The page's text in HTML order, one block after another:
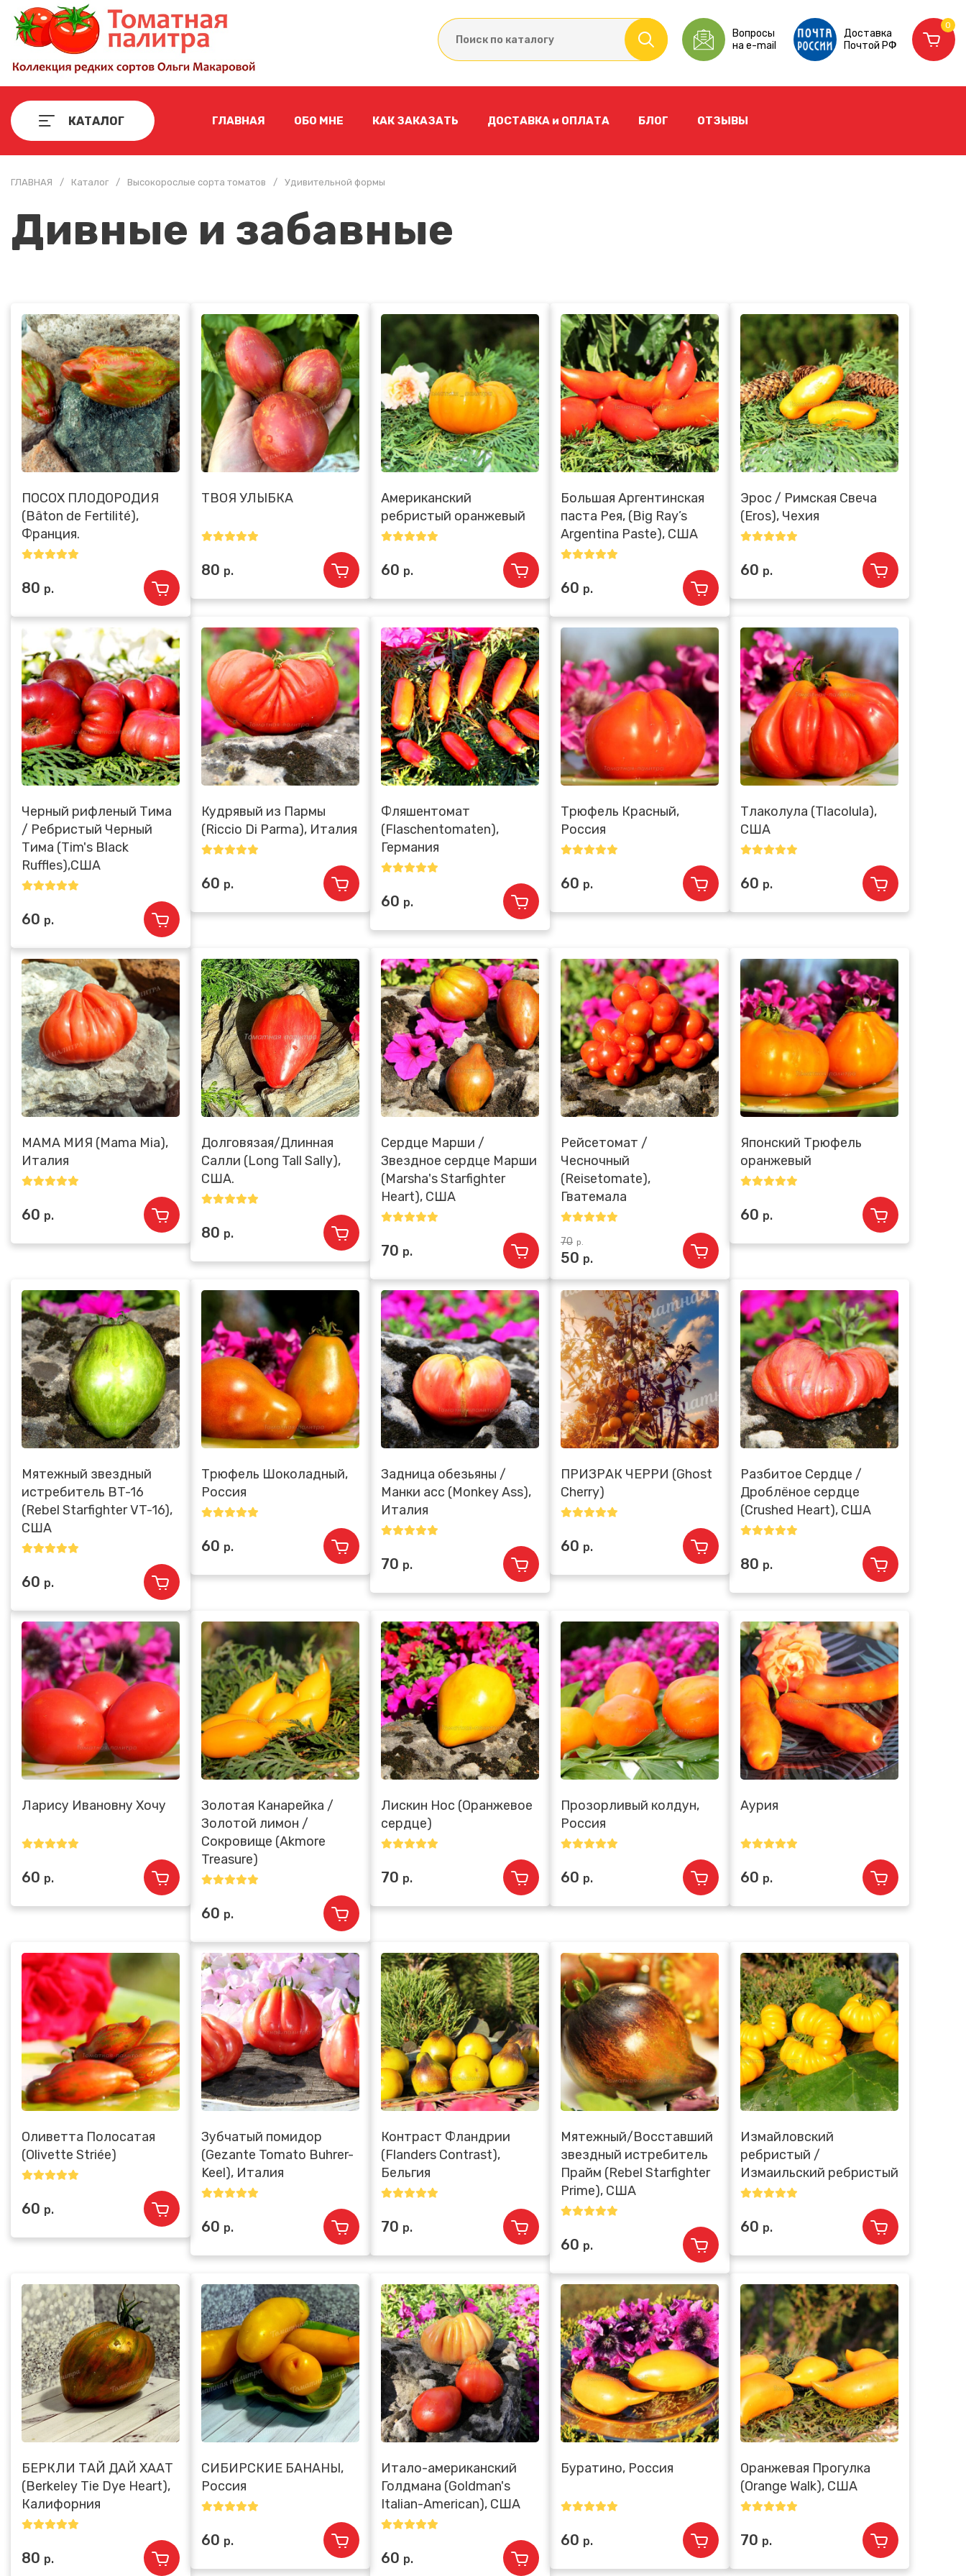
Вопросы
на e-mail
Доставка
Почтой РФ
0
КАТАЛОГ ГЛАВНАЯ ОБО МНЕ КАК ЗАКАЗАТЬ ДОСТАВКА и ОПЛАТА БЛОГ ОТЗЫВЫ
ГЛАВНАЯ / Каталог / Высокорослые сорта томатов / Удивительной формы
Дивные и забавные
ПОСОХ ПЛОДОРОДИЯ
(Bâton de Fertilité),
Франция.
80 р.
ТВОЯ УЛЫБКА
80 р.
Американский
ребристый оранжевый
60 р.
Большая Аргентинская
паста Рея, (Big Ray’s
Argentina Paste), США
60 р.
Эрос / Римская Свеча
(Eros), Чехия
60 р.
Черный рифленый Тима
/ Ребристый Черный
Тима (Tim's Black
Ruffles),США
60 р.
Кудрявый из Пармы
(Riccio Di Parma), Италия
60 р.
Фляшентомат
(Flaschentomaten),
Германия
60 р.
Трюфель Красный,
Россия
60 р.
Тлаколула (Tlacolula),
США
60 р.
МАМА МИЯ (Mama Mia),
Италия
60 р.
Долговязая/Длинная
Салли (Long Tall Sally),
США.
80 р.
Сердце Марши /
Звездное сердце Марши
(Marsha's Starfighter
Heart), США
70 р.
Рейсетомат /
Чесночный
(Reisetomate),
Гватемала
70 р.
50 р.
Японский Трюфель
оранжевый
60 р.
Мятежный звездный
истребитель ВT-16
(Rebel Starfighter VT-16),
США
60 р.
Трюфель Шоколадный,
Россия
60 р.
Задница обезьяны /
Манки асс (Monkey Ass),
Италия
70 р.
ПРИЗРАК ЧЕРРИ (Ghost
Cherry)
60 р.
Разбитое Сердце /
Дроблёное сердце
(Crushed Heart), США
80 р.
Ларису Ивановну Хочу
60 р.
Золотая Канарейка /
Золотой лимон /
Сокровище (Akmore
Treasure)
60 р.
Лискин Нос (Оранжевое
сердце)
70 р.
Прозорливый колдун,
Россия
60 р.
Аурия
60 р.
Оливетта Полосатая
(Olivette Striée)
60 р.
Зубчатый помидор
(Gezante Tomato Buhrer-
Keel), Италия
60 р.
Контраст Фландрии
(Flanders Contrast),
Бельгия
70 р.
Мятежный/Восставший
звездный истребитель
Прайм (Rebel Starfighter
Prime), США
60 р.
Измайловский
ребристый /
Измаильский ребристый
60 р.
БЕРКЛИ ТАЙ ДАЙ ХААТ
(Berkeley Tie Dye Heart),
Калифорния
80 р.
СИБИРСКИЕ БАНАНЫ,
Россия
60 р.
Итало-американский
Голдмана (Goldman's
Italian-American), США
60 р.
Буратино, Россия
60 р.
Оранжевая Прогулка
(Orange Walk), США
70 р.